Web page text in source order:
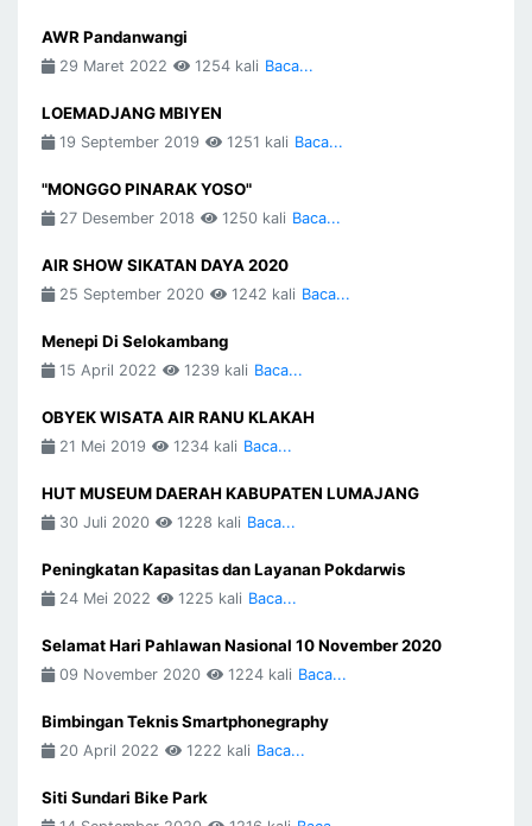
AWR Pandanwangi
29 Maret 2022 1254 kali Baca...
LOEMADJANG MBIYEN
19 September 2019 1251 kali Baca...
"MONGGO PINARAK YOSO"
27 Desember 2018 1250 kali Baca...
AIR SHOW SIKATAN DAYA 2020
25 September 2020 1242 kali Baca...
Menepi Di Selokambang
15 April 2022 1239 kali Baca...
OBYEK WISATA AIR RANU KLAKAH
21 Mei 2019 1234 kali Baca...
HUT MUSEUM DAERAH KABUPATEN LUMAJANG
30 Juli 2020 1228 kali Baca...
Peningkatan Kapasitas dan Layanan Pokdarwis
24 Mei 2022 1225 kali Baca...
Selamat Hari Pahlawan Nasional 10 November 2020
09 November 2020 1224 kali Baca...
Bimbingan Teknis Smartphonegraphy
20 April 2022 1222 kali Baca...
Siti Sundari Bike Park